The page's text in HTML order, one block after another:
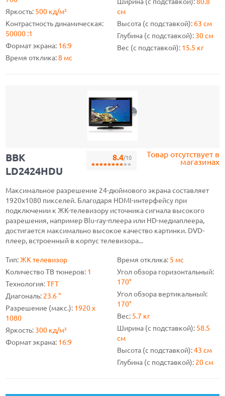
Яркость: 500 кд/м²
Контрастность динамическая:
50000 :1
Формат экрана: 16:9
Время отклика:8 мс
Ширина (с подставкой):80.8
см
Высота (с подставкой): 63 см
Глубина (с подставкой):30 см
Вес (с подставкой): 15.5 кг
Товар отсутствует в
магазинах
8.4/10
BBK
LD2424HDU
Максимальное разрешение 24-дюймового экрана составляет
1920х1080 пикселей. Благодаря HDMI-интерфейсу при
подключении к ЖК-телевизору источника сигнала высокого
разрешения, например Blu-ray-плеера или HD-медиаплеера,
достигается максимально высокое качество картинки. DVD-
плеер, встроенный в корпус телевизора...
Тип:ЖК телевизор
Количество ТВ тюнеров: 1
Технология:TFT
Диагональ: 23.6 "
Разрешение (макс.): 1920 x
1080
Яркость: 300 кд/м²
Формат экрана: 16:9
Время отклика: 5 мс
Угол обзора горизонтальный:
170°
Угол обзора вертикальный:
170°
Вес: 5.7 кг
Ширина (с подставкой): 58.5
см
Высота (с подставкой):43 см
Глубина (с подставкой): 20 см